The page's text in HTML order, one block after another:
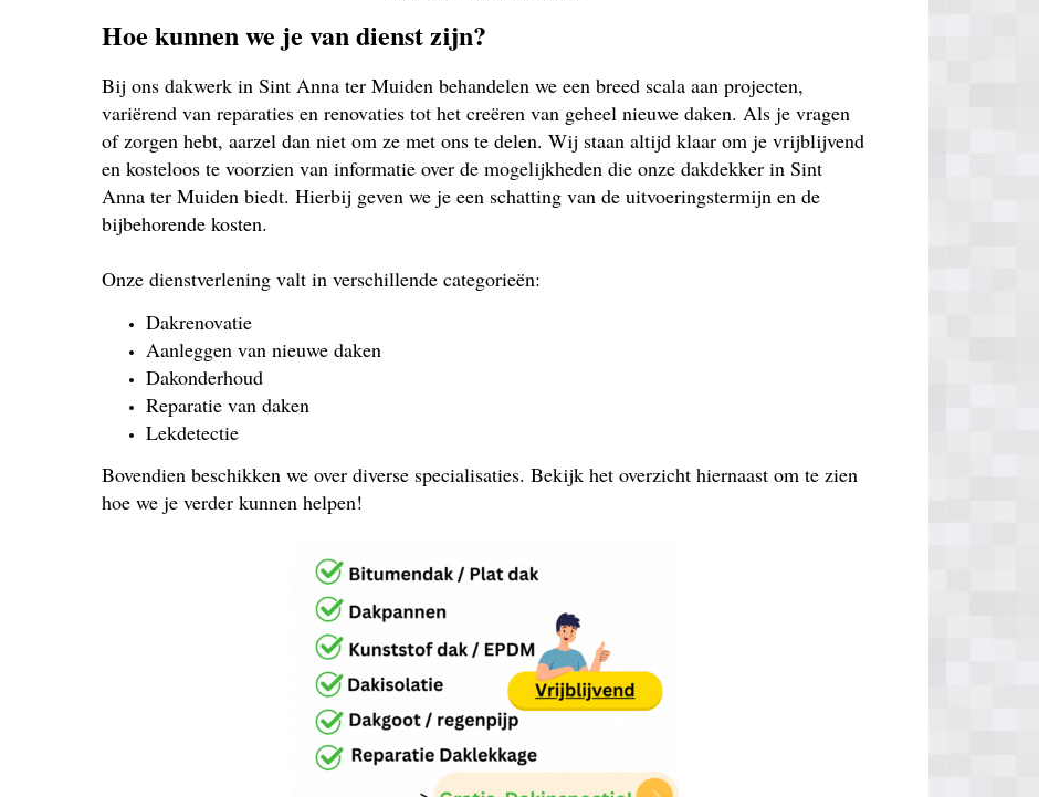
Hoe kunnen we je van dienst zijn?
Bij ons dakwerk in Sint Anna ter Muiden behandelen we een breed scala aan projecten,
variërend van reparaties en renovaties tot het creëren van geheel nieuwe daken. Als je vragen
of zorgen hebt, aarzel dan niet om ze met ons te delen. Wij staan altijd klaar om je vrijblijvend
en kosteloos te voorzien van informatie over de mogelijkheden die onze dakdekker in Sint
Anna ter Muiden biedt. Hierbij geven we je een schatting van de uitvoeringstermijn en de
bijbehorende kosten.
Onze dienstverlening valt in verschillende categorieën:
Dakrenovatie
Aanleggen van nieuwe daken
Dakonderhoud
Reparatie van daken
Lekdetectie
Bovendien beschikken we over diverse specialisaties. Bekijk het overzicht hiernaast om te zien
hoe we je verder kunnen helpen!